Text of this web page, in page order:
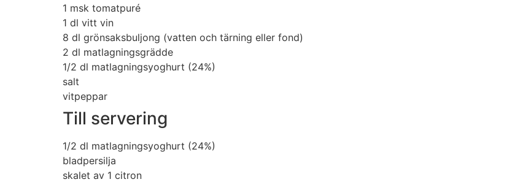
1 msk tomatpuré
1 dl vitt vin
8 dl grönsaksbuljong (vatten och tärning eller fond)
2 dl matlagningsgrädde
1/2 dl matlagningsyoghurt (24%)
salt
vitpeppar
Till servering
1/2 dl matlagningsyoghurt (24%)
bladpersilja
skalet av 1 citron